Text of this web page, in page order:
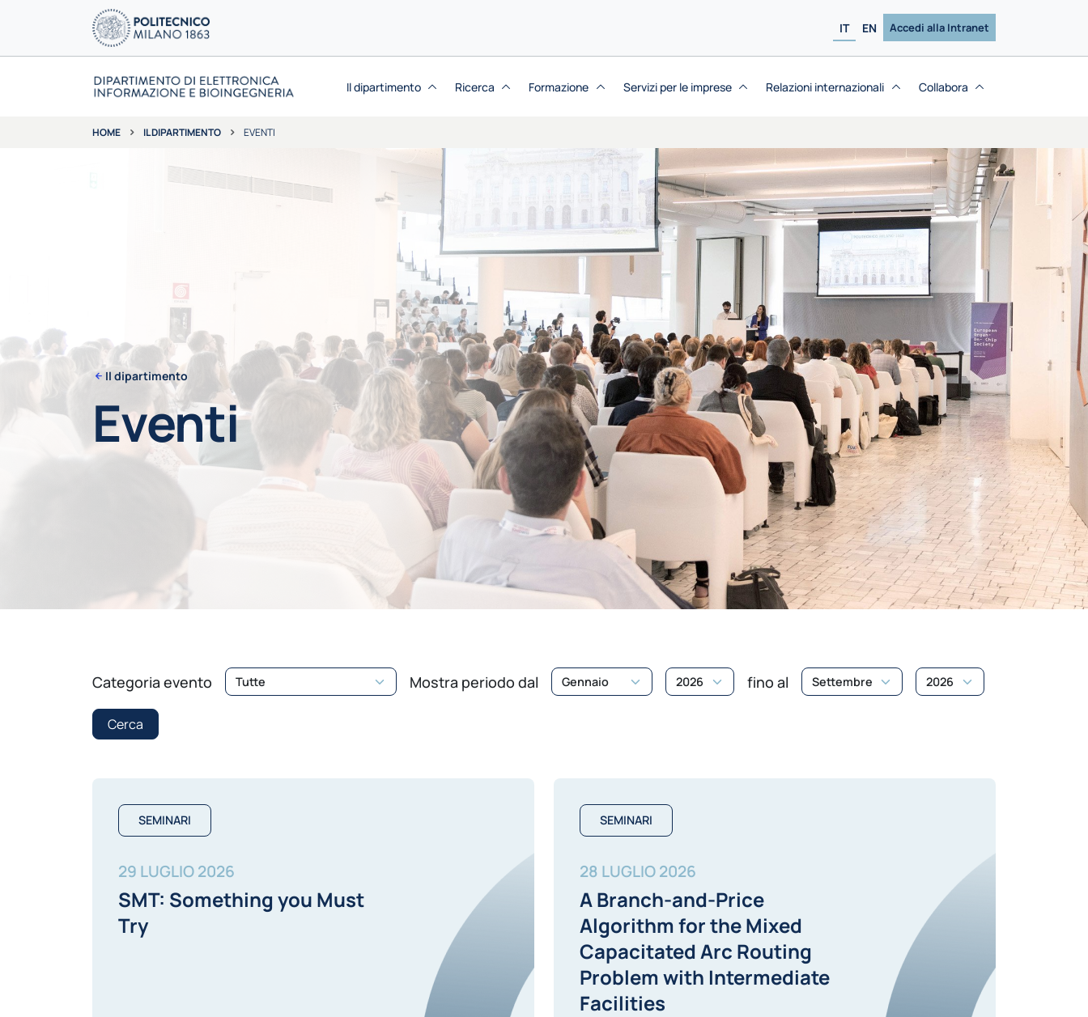
IT EN Accedi alla Intranet
Il dipartimento Ricerca Formazione Servizi per le imprese Relazioni internazionali Collabora
HOME IL DIPARTIMENTO EVENTI
Il dipartimento
Eventi
Categoria evento Mostra periodo dal fino al
Cerca
SEMINARI
29 LUGLIO 2026
SMT: Something you Must
Try
SEMINARI
28 LUGLIO 2026
A Branch-and-Price
Algorithm for the Mixed
Capacitated Arc Routing
Problem with Intermediate
Facilities